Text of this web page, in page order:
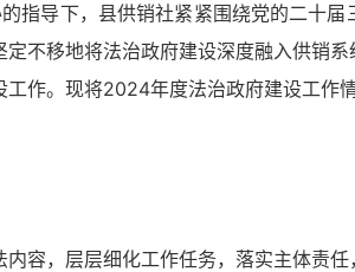
指导下，县供销社紧紧围绕党的二十
不移地将法治政府建设深度融入供销
作。现将2024年度法治政府建设工作情
容，层层细化工作任务，落实主体责